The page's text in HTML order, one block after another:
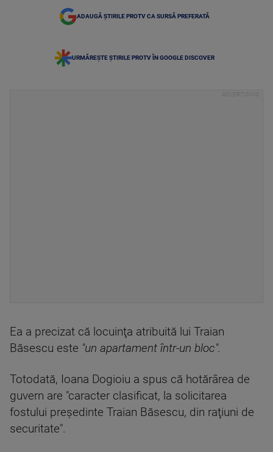
ADAUGĂ ȘTIRILE PROTV CA SURSĂ PREFERATĂ
URMĂREȘTE ȘTIRILE PROTV ÎN GOOGLE DISCOVER
Ea a precizat că locuinţa atribuită lui Traian
Băsescu este "un apartament într-un bloc".
Totodată, Ioana Dogioiu a spus că hotărârea de
guvern are "caracter clasificat, la solicitarea
fostului preşedinte Traian Băsescu, din raţiuni de
securitate".